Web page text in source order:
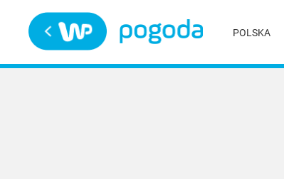
POLSKA